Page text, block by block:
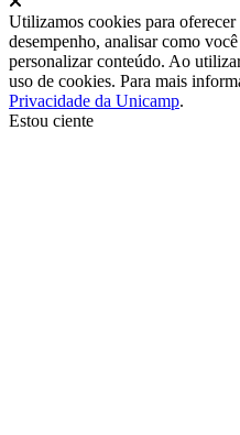
Utilizamos cookies para
desempenho, analisar como
personalizar conteúdo. Ao
uso de cookies. Para mais
Privacidade da Unicamp.
Estou ciente